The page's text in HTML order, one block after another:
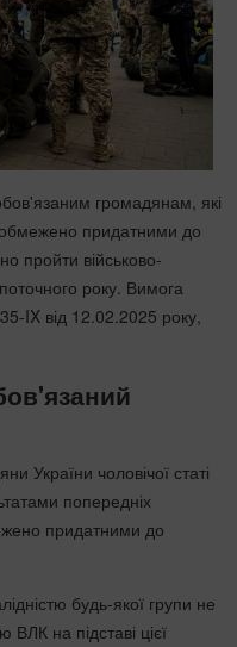
громадянам, які
придатними до
пройти військово-
року. Вимога
IX від 12.02.2025 року,
України чоловічої статі
попередніх
придатними до
будь-якої групи не
на підставі цієї